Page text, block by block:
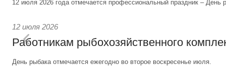
12 июля 2026 года отмечается профессиональный праздник – День
12 июля 2026
Работникам рыбохозяйственного
День рыбака отмечается ежегодно во второе воскресенье июля.